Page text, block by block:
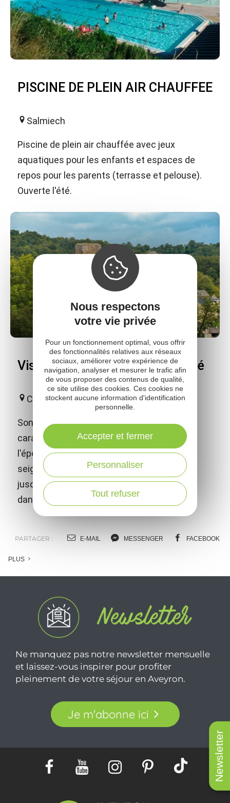
Newsletter
PISCINE DE PLEIN AIR CHAUFFEE
Salmiech
Piscine de plein air chauffée avec jeux
aquatiques pour les enfants et espaces de
repos pour les parents (terrasse et pelouse).
Ouverte l'été.
Visitez Calmont - village fortifié
Calmont
Son donjon, son église, ses maisons de
caractère vous conduiront au Moyen-âge, à
l'époque où le bourg était le siège d'une
seigneurie influente. Du haut du village
jusqu'aux rives de la Nauze, c'est un voyage
dans le temps qui s'offre à vous...
PARTAGER : E-MAIL MESSENGER FACEBOOK
PLUS
Ne manquez pas notre newsletter mensuelle
et laissez-vous inspirer pour profiter
pleinement de votre séjour en Aveyron.
Je m'abonne ici
Nous respectons
votre vie privée
Pour un fonctionnement optimal, vous offrir
des fonctionnalités relatives aux réseaux
sociaux, améliorer votre expérience de
navigation, analyser et mesurer le trafic afin
de vous proposer des contenus de qualité,
ce site utilise des cookies. Ces cookies ne
stockent aucune information d'identification
personnelle.
Tout refuser
Personnaliser
Accepter et fermer